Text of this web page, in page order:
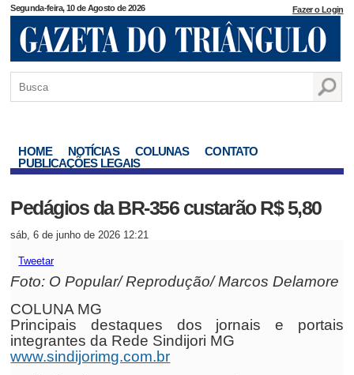
Segunda-feira, 10 de Agosto de 2026 Fazer o Login
HOME NOTÍCIAS COLUNAS
CONTATO
PUBLICAÇÕES LEGAIS
Pedágios da BR-356 custarão R$ 5,80
sáb, 6 de junho de 2026 12:21
Tweetar
Foto: O Popular/ Reprodução/ Marcos Delamore
COLUNA MG
Principais destaques dos jornais e portais
integrantes da Rede Sindijori MG
www.sindijorimg.com.br